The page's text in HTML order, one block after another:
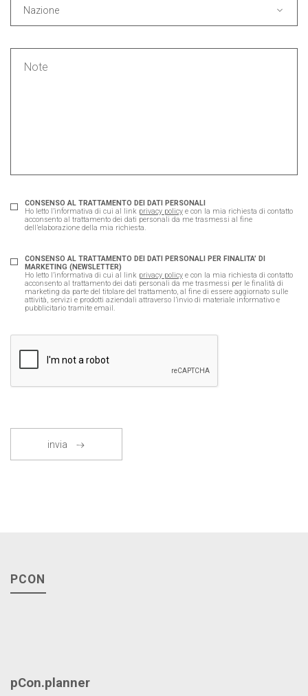
Nazione
CONSENSO AL TRATTAMENTO DEI DATI PERSONALI
Ho letto l’informativa di cui al link privacy policy e con la mia richiesta di contatto
acconsento al trattamento dei dati personali da me trasmessi al fine
dell’elaborazione della mia richiesta.
CONSENSO AL TRATTAMENTO DEI DATI PERSONALI PER FINALITA’ DI
MARKETING (NEWSLETTER)
Ho letto l’informativa di cui al link privacy policy e con la mia richiesta di contatto
acconsento al trattamento dei dati personali da me trasmessi per le finalità di
marketing da parte del titolare del trattamento, al fine di essere aggiornato sulle
attività, servizi e prodotti aziendali attraverso l’invio di materiale informativo e
pubblicitario tramite email.
invia
PCON
pCon.planner